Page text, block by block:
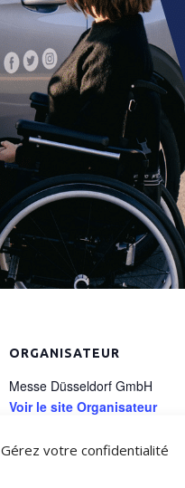
Gérez votre confidentialité
ORGANISATEUR
Messe Düsseldorf GmbH
Voir le site Organisateur